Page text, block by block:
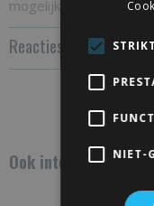
mogelijkheden via
Reacties
Ook interessantNIET-